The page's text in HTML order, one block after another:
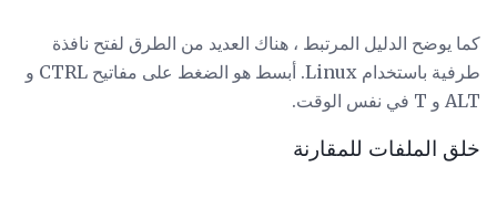
كما يوضح الدليل المرتبط ، هناك العديد من الطرق لفتح نافذة
طرفية باستخدام Linux. أبسط هو الضغط على مفاتيح CTRL و
ALT و T في نفس الوقت.
خلق الملفات للمقارنة